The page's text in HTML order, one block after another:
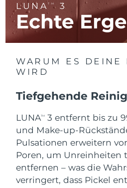
LUNATM 3
Echte
WARUM ES DEINE
WIRD
Tiefgehende
LUNATM
3 entfernt bis zu
und Make-up-
Pulsationen erweitern
Poren, um Unreinheiten
entfernen – was die
verringert, dass Pickel
Litauen
Luxemburg
Macau
Mexiko
Monaco
Niederlande